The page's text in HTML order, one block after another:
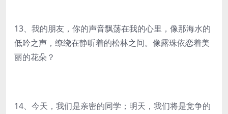
13、我的朋友，你的声音飘荡在我的心里，像那海水的
低吟之声，缭绕在静听着的松林之间。像露珠依恋着美
丽的花朵？
14、今天，我们是亲密的同学；明天，我们将是竞争的